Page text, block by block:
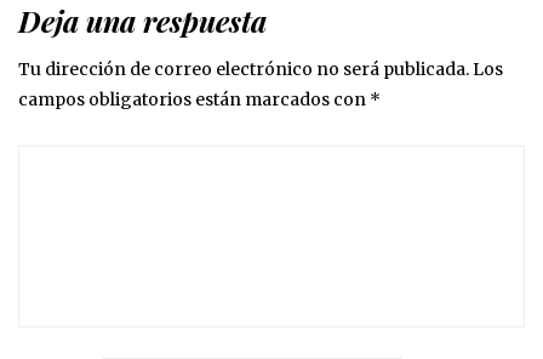
Deja una respuesta
Tu dirección de correo electrónico no será publicada.Los
campos obligatorios están marcados con *